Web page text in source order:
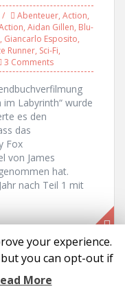
Abenteuer, Action,
, Aidan Gillen, Blu-
, Giancarlo Esposito,
Runner, Sci-Fi,
3 Comments
Labyrinth“ wurde
es den
das
Fox
von James
hat.
nach Teil 1 mit
Solon by aThemes
your experience.
you can opt-out if
More